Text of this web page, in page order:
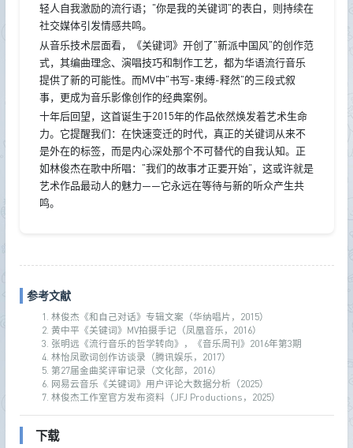
轻人自我激励的流行语；"你是我的关键词"的表白，则持续在
社交媒体引发情感共鸣。
从音乐技术层面看，《关键词》开创了"新派中国风"的创作范
式，其编曲理念、演唱技巧和制作工艺，都为华语流行音乐
提供了新的可能性。而MV中"书写-束缚-释然"的三段式叙
事，更成为音乐影像创作的经典案例。
十年后回望，这首诞生于2015年的作品依然焕发着艺术生命
力。它提醒我们：在快速变迁的时代，真正的关键词从来不
是外在的标签，而是内心深处那个不可替代的自我认知。正
如林俊杰在歌中所唱："我们的故事才正要开始"，这或许就是
艺术作品最动人的魅力——它永远在等待与新的听众产生共
鸣。
参考文献
林俊杰《和自己对话》专辑文案（华纳唱片，2015）
黄中平《关键词》MV拍摄手记（凤凰音乐，2016）
张明远《流行音乐的哲学转向》，《音乐周刊》2016年第3期
林怡凤歌词创作访谈录（腾讯娱乐，2017）
第27届金曲奖评审记录（文化部，2016）
网易云音乐《关键词》用户评论大数据分析（2025）
林俊杰工作室官方发布资料（JFJ Productions，2025）
下载